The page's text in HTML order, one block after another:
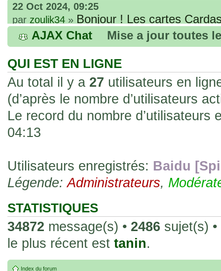
22 Oct 2024, 09:25
par zoulik34 » Bonjour ! Les cartes
que vous avez commandées, sont
fines et souples. Cela fait partie de
les rend faciles à manipuler et à
sur l'authenticité ou la qualité de votre
avec d'autres cartes de la même série
collectionneurs. Mais en règle
fait normal pour ce type de carte.
26 Déc 2023, 13:46
acheter une réédition de cette Hondan ?
02 Juin 2023, 14:17
par
Bonjour j'ai commandé
20 , je trouve la carte vraiment très
collection les carte sont censées être
24 Oct 2022, 13:37
par
de Lucy de Cyberpunk : Edgerunners.
AJAX Chat Mise a jour toutes
QUI EST EN LIGNE
Au total il y a 27 utilisateurs en
(d’après le nombre d’utilisateurs
Le record du nombre d’utilisateurs
04:13
Utilisateurs enregistrés: Baidu
Légende:Administrateurs,
STATISTIQUES
34872 message(s) • 2486 sujet(s) •
le plus récent est tanin.
Index du forum